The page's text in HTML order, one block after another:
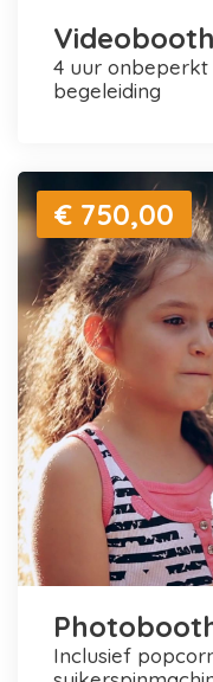
4 uur onbeperkt video's maken + personele
begeleiding
€ 750,00
inclusief popcornmachine en